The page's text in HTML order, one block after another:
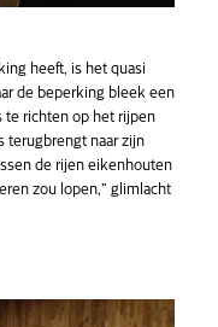
heeft, is het quasi
de beperking bleek een
te richten op het rijpen
terugbrengt naar zijn
de rijen eikenhouten
zou lopen,” glimlacht